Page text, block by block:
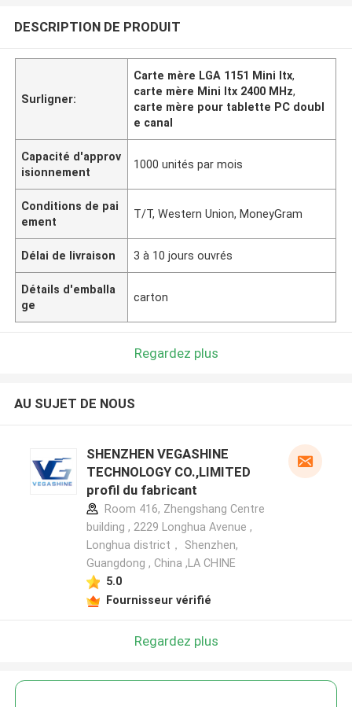
DESCRIPTION DE PRODUIT
Surligner:
Carte mère LGA 1151 Mini Itx,
carte mère Mini Itx 2400 MHz,
carte mère pour tablette PC doubl
e canal
Capacité d'approv
isionnement
1000 unités par mois
Conditions de pai
ement
T/T, Western Union, MoneyGram
Délai de livraison 3 à 10 jours ouvrés
Détails d'emballa
ge
carton
Regardez plus
AU SUJET DE NOUS
SHENZHEN VEGASHINE
TECHNOLOGY CO.,LIMITED
profil du fabricant
Room 416, Zhengshang Centre
building , 2229 Longhua Avenue ,
Longhua district， Shenzhen,
Guangdong , China ,LA CHINE
5.0
Fournisseur vérifié
Regardez plus